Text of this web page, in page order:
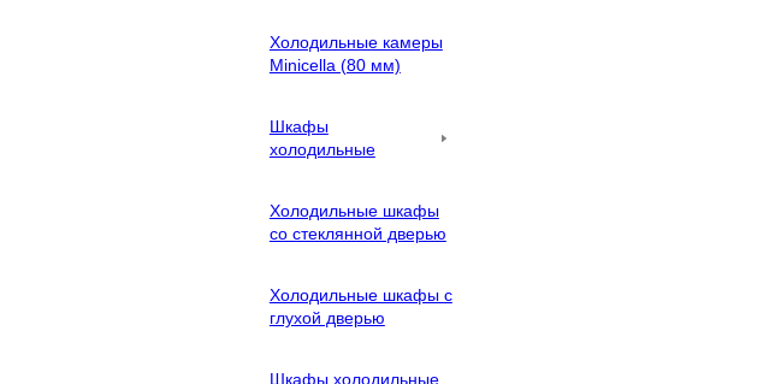
Холодильные камеры
Minicella (80 мм)
Шкафы
холодильные
Холодильные шкафы
со стеклянной дверью
Холодильные шкафы с
глухой дверью
Шкафы холодильные